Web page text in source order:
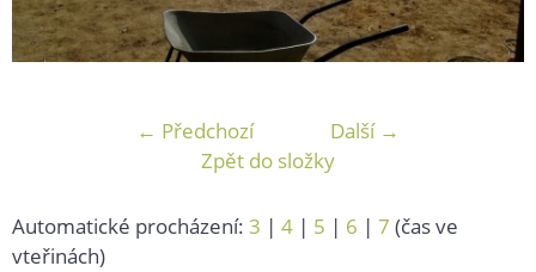
← Předchozí
Další →
Zpět do složky
Automatické procházení: 3 | 4 | 5 | 6 | 7 (čas ve
vteřinách)